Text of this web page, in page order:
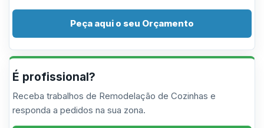
Peça aqui o seu Orçamento
É profissional?
Receba trabalhos de Remodelação de Cozinhas e
responda a pedidos na sua zona.